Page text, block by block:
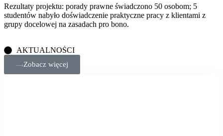
Rezultaty projektu: porady prawne świadczono 50 osobom; 5
studentów nabyło doświadczenie praktyczne pracy z klientami z
grupy docelowej na zasadach pro bono.
AKTUALNOŚCI
Zobacz więcej